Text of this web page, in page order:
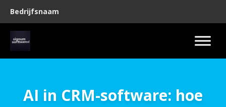
Bedrijfsnaam
AI in CRM-software: hoe